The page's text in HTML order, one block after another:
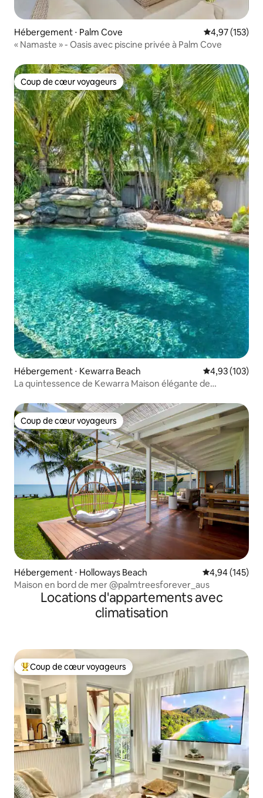
Hébergement ⋅ Palm Cove Évaluation
4,97 (153)
« Namaste » - Oasis avec piscine privée à Palm Cove
Coup de cœur voyageurs
Coup de cœur voyageurs
Hébergement ⋅ Kewarra Beach Évaluation
4,93 (103)
La quintessence de Kewarra Maison élégante de
Coup de cœur voyageurs
Coup de cœur voyageurs
Hébergement ⋅ Holloways Beach Évaluation
4,94 (145)
Maison en bord de mer @palmtreesforever_aus
Locations d'appartements avec
climatisation
Coups de cœur voyageurs les plus appréciés
Coup de cœur voyageurs